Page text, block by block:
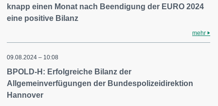
knapp einen Monat nach Beendigung der EURO 2024
eine positive Bilanz
mehr
09.08.2024 – 10:08
BPOLD-H: Erfolgreiche Bilanz der
Allgemeinverfügungen der Bundespolizeidirektion
Hannover